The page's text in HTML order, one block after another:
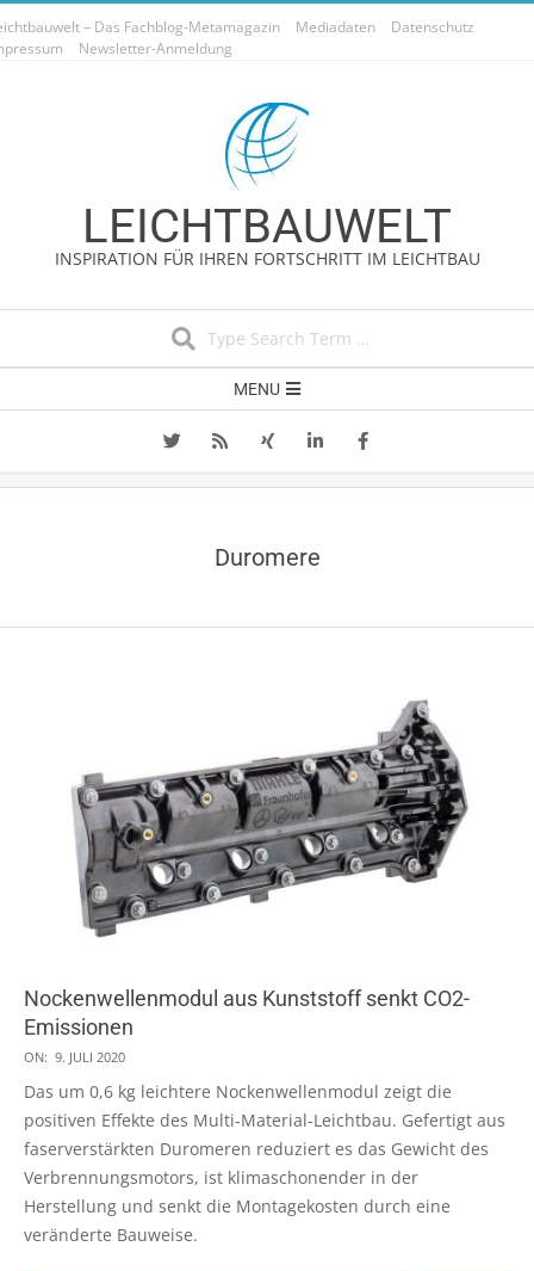
Skip
to
– Das Fachblog-Metamagazin Mediadaten
Datenschutz
Newsletter-Anmeldung
LEICHTBAUWELT
INSPIRATION FÜR IHREN FORTSCHRITT IM LEICHTBAU
Navigation
MENU
Duromere
Nockenwellenmodul aus Kunststoff senkt CO2-
Emissionen
2020-
07-
09
ON: 9. JULI 2020
Das um 0,6 kg leichtere Nockenwellenmodul zeigt die
positiven Effekte des Multi-Material-Leichtbau. Gefertigt aus
faserverstärkten Duromeren reduziert es das Gewicht des
Verbrennungsmotors, ist klimaschonender in der
Herstellung und senkt die Montagekosten durch eine
veränderte Bauweise.